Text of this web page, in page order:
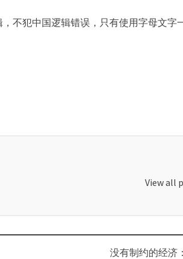
不犯中国逻辑错误，只有使用字母文字
View all
没有制约的经济